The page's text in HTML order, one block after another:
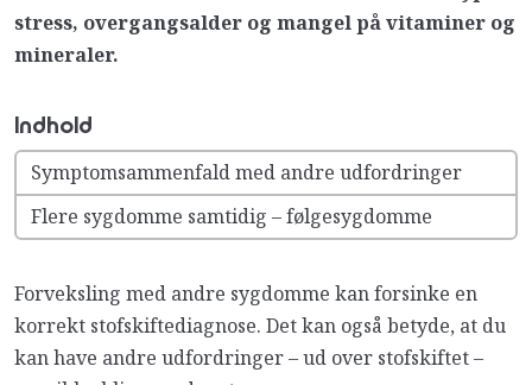
stress, overgangsalder og mangel på vitaminer og
mineraler.
Indhold
Symptomsammenfald med andre udfordringer
Flere sygdomme samtidig – følgesygdomme
Forveksling med andre sygdomme kan forsinke en
korrekt stofskiftediagnose. Det kan også betyde, at du
kan have andre udfordringer – ud over stofskiftet –